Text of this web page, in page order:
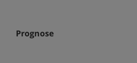
Prognose